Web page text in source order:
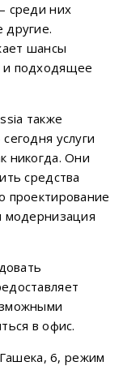
среди них
шансы
и подходящее
также
услуги
никогда. Они
средства
проектирование
модернизация
в офис.
6, режим